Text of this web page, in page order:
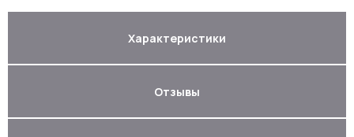
Характеристики
Отзывы